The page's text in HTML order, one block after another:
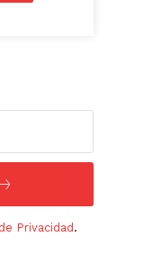
Privacidad.